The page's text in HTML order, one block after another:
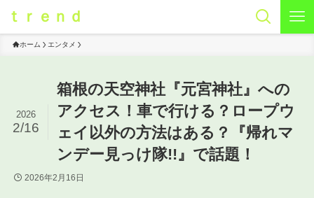
ｔｒｅｎｄ
ホーム エンタメ
箱根の天空神社『元宮神社』への
アクセス！車で行ける？ロープウ
ェイ以外の方法はある？『帰れマ
ンデー見っけ隊!!』で話題！
2026
2/16
2026年2月16日